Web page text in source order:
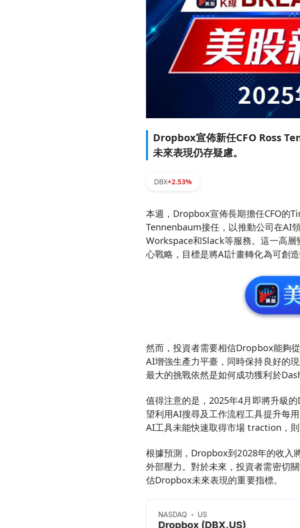
Dropbox宣佈新任CFO Ross
未來表現仍存疑慮。
DBX+2.53%
本週，Dropbox宣佈長期擔任CFO的
Tennenbaum接任，以推動公司在AI
Workspace和Slack等服務。這一高
心戰略，目標是將AI計畫轉化為可創造
然而，投資者需要相信Dropbox能夠
AI增強生產力平臺，同時保持良好的
最大的挑戰依然是如何成功獲利於
值得注意的是，2025年4月即將升級
望利用AI搜尋及工作流程工具提升每
AI工具未能快速取得市場 traction，
根據預測，Dropbox到2028年的收入
外部壓力。對於未來，投資者需密切
估Dropbox未來表現的重要指標。